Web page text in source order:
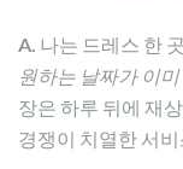
A. 나는 드레스 한
원하는 날짜가 이
장은 하루 뒤에 재
경쟁이 치열한 서